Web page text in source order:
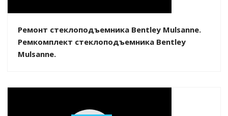
Ремонт стеклоподъемника Bentley Mulsanne.
Ремкомплект стеклоподъемника Bentley
Mulsanne.